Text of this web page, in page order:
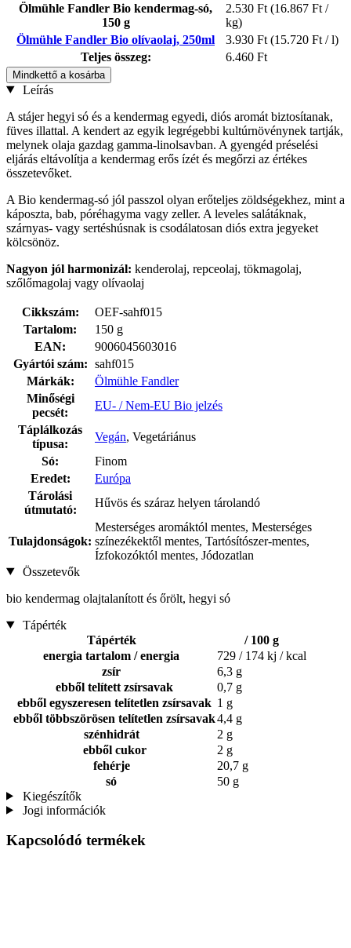
Ölmühle Fandler Bio kendermag-só,
150 g
2.530 Ft (16.867 Ft /
kg)
Ölmühle Fandler Bio olívaolaj, 250ml
3.930 Ft (15.720 Ft / l)
Teljes összeg:
6.460 Ft
Mindkettő a kosárba
Leírás
A stájer hegyi só és a kendermag egyedi, diós aromát biztosítanak,
füves illattal. A kendert az egyik legrégebbi kultúrnövénynek tartják,
melynek olaja gazdag gamma-linolsavban. A gyengéd préselési
eljárás eltávolítja a kendermag erős ízét és megőrzi az értékes
összetevőket.
A Bio kendermag-só jól passzol olyan erőteljes zöldségekhez, mint a
káposzta, bab, póréhagyma vagy zeller. A leveles salátáknak,
szárnyas- vagy sertéshúsnak is csodálatosan diós extra jegyeket
kölcsönöz.
Nagyon jól harmonizál: kenderolaj, repceolaj, tökmagolaj,
szőlőmagolaj vagy olívaolaj
Cikkszám:
OEF-sahf015
Tartalom:
150 g
EAN:
9006045603016
Gyártói szám: sahf015
Márkák:
Ölmühle Fandler
Minőségi
pecsét:
EU- / Nem-EU Bio jelzés
Táplálkozás
típusa:
Vegán, Vegetáriánus
Só:
Finom
Eredet:
Európa
Tárolási
útmutató:
Hűvös és száraz helyen tárolandó
Tulajdonságok:
Mesterséges aromáktól mentes, Mesterséges
színezékektől mentes, Tartósítószer-mentes,
Ízfokozóktól mentes, Jódozatlan
Összetevők
bio kendermag olajtalanított és őrölt, hegyi só
Tápérték
Tápérték
/ 100 g
energia tartalom / energia
729 / 174 kj / kcal
zsír
6,3 g
ebből telített zsírsavak
0,7 g
ebből egyszeresen telítetlen zsírsavak 1 g
ebből többszörösen telítetlen zsírsavak4,4 g
szénhidrát
2 g
ebből cukor
2 g
fehérje
20,7 g
só
50 g
Kiegészítők
Jogi információk
Kapcsolódó termékek